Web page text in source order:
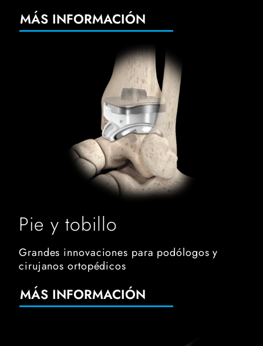
MÁS INFORMACIÓN
Pie y tobillo
Grandes innovaciones para podólogos y
cirujanos ortopédicos
MÁS INFORMACIÓN